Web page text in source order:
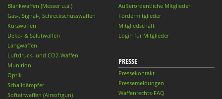
Blankwaffen (Messer u.ä.)
Gas-, Signal-, Schreckschusswaffen
Kurzwaffen
Deko- & Salutwaffen
Langwaffen
Luftdruck- und CO2-Waffen
Munition
Optik
Schalldämpfer
Softairwaffen (Airsoftgun)
Außerordentliche Mitglieder
Fördermitglieder
Mitgliedschaft
Login für Mitglieder
PRESSE
Pressekontakt
Pressemeldungen
Waffenrechts-FAQ